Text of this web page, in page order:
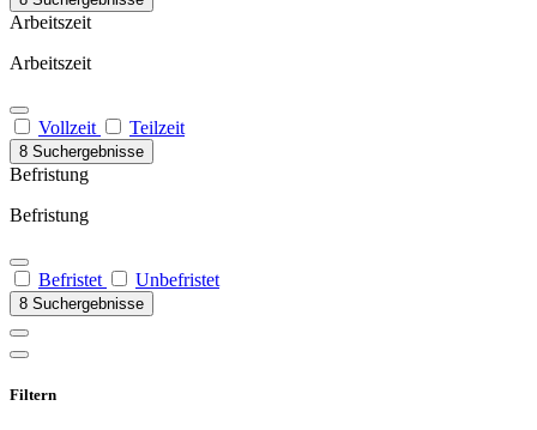
Arbeitszeit
Arbeitszeit
Vollzeit Teilzeit
8 Suchergebnisse
Befristung
Befristung
Befristet Unbefristet
8 Suchergebnisse
Filtern